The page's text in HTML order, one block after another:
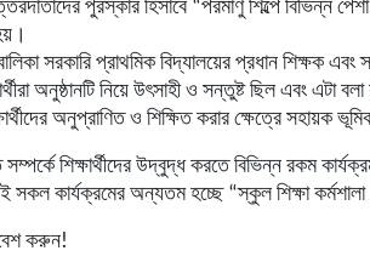
পুরস্কার হিসাবে “পরমাণু শিল্পে বিভিন্ন
সরকারি প্রাথমিক বিদ্যালয়ের প্রধান শিক্ষক
অনুষ্ঠানটি নিয়ে উৎসাহী ও সন্তুষ্ট ছিল এবং এটা
অনুপ্রাণিত ও শিক্ষিত করার ক্ষেত্রে সহায়ক
শিক্ষার্থীদের উদ্বুদ্ধ করতে বিভিন্ন রকম
সকল কার্যক্রমের অন্যতম হচ্ছে “স্কুল শিক্ষা
করুন!